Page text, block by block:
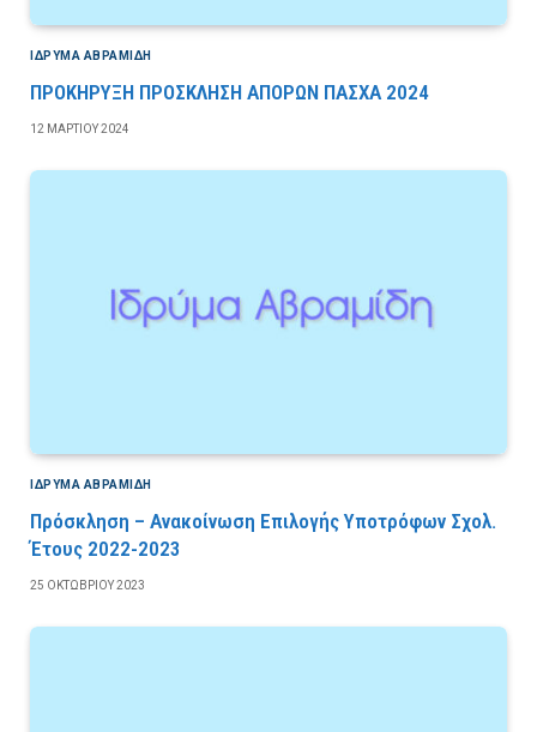
ΙΔΡΎΜΑ ΑΒΡΑΜΊΔΗ
ΠΡΟΚΗΡΥΞΗ ΠΡΟΣΚΛΗΣΗ ΑΠΟΡΩΝ ΠΑΣΧΑ 2024
12 ΜΑΡΤΊΟΥ 2024
ΙΔΡΎΜΑ ΑΒΡΑΜΊΔΗ
Πρόσκληση – Ανακοίνωση Επιλογής Υποτρόφων Σχολ.
Έτους 2022-2023
25 ΟΚΤΩΒΡΊΟΥ 2023